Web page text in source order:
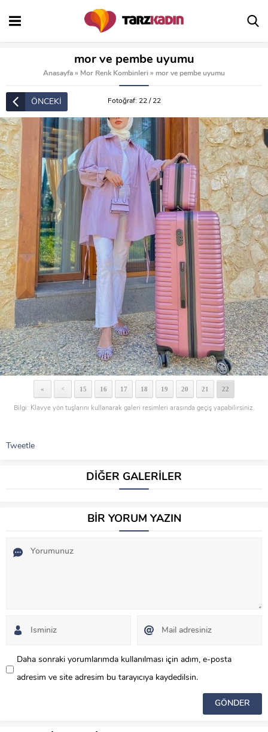
mor ve pembe uyumu
Anasayfa » Mor Renk Kombinleri » mor ve pembe uyumu
ÖNCEKİ Fotoğraf: 22 / 22
« < 15 16 17 18 19 20 21 22
Bilgi: Klavye yön tuşlarını kullanarak galeri resimleri arasında geçiş yapabilirsiniz.
Tweetle
DİĞER GALERİLER
BİR YORUM YAZIN
Daha sonraki yorumlarımda kullanılması için adım, e-posta
adresim ve site adresim bu tarayıcıya kaydedilsin.